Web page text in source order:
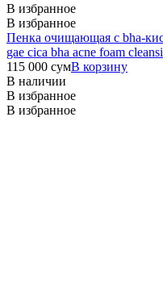
В избранное
В избранное
Пенка очищающая с bha-
gae cica bha acne foam
115 000 сумВ корзину
В наличии
В избранное
В избранное